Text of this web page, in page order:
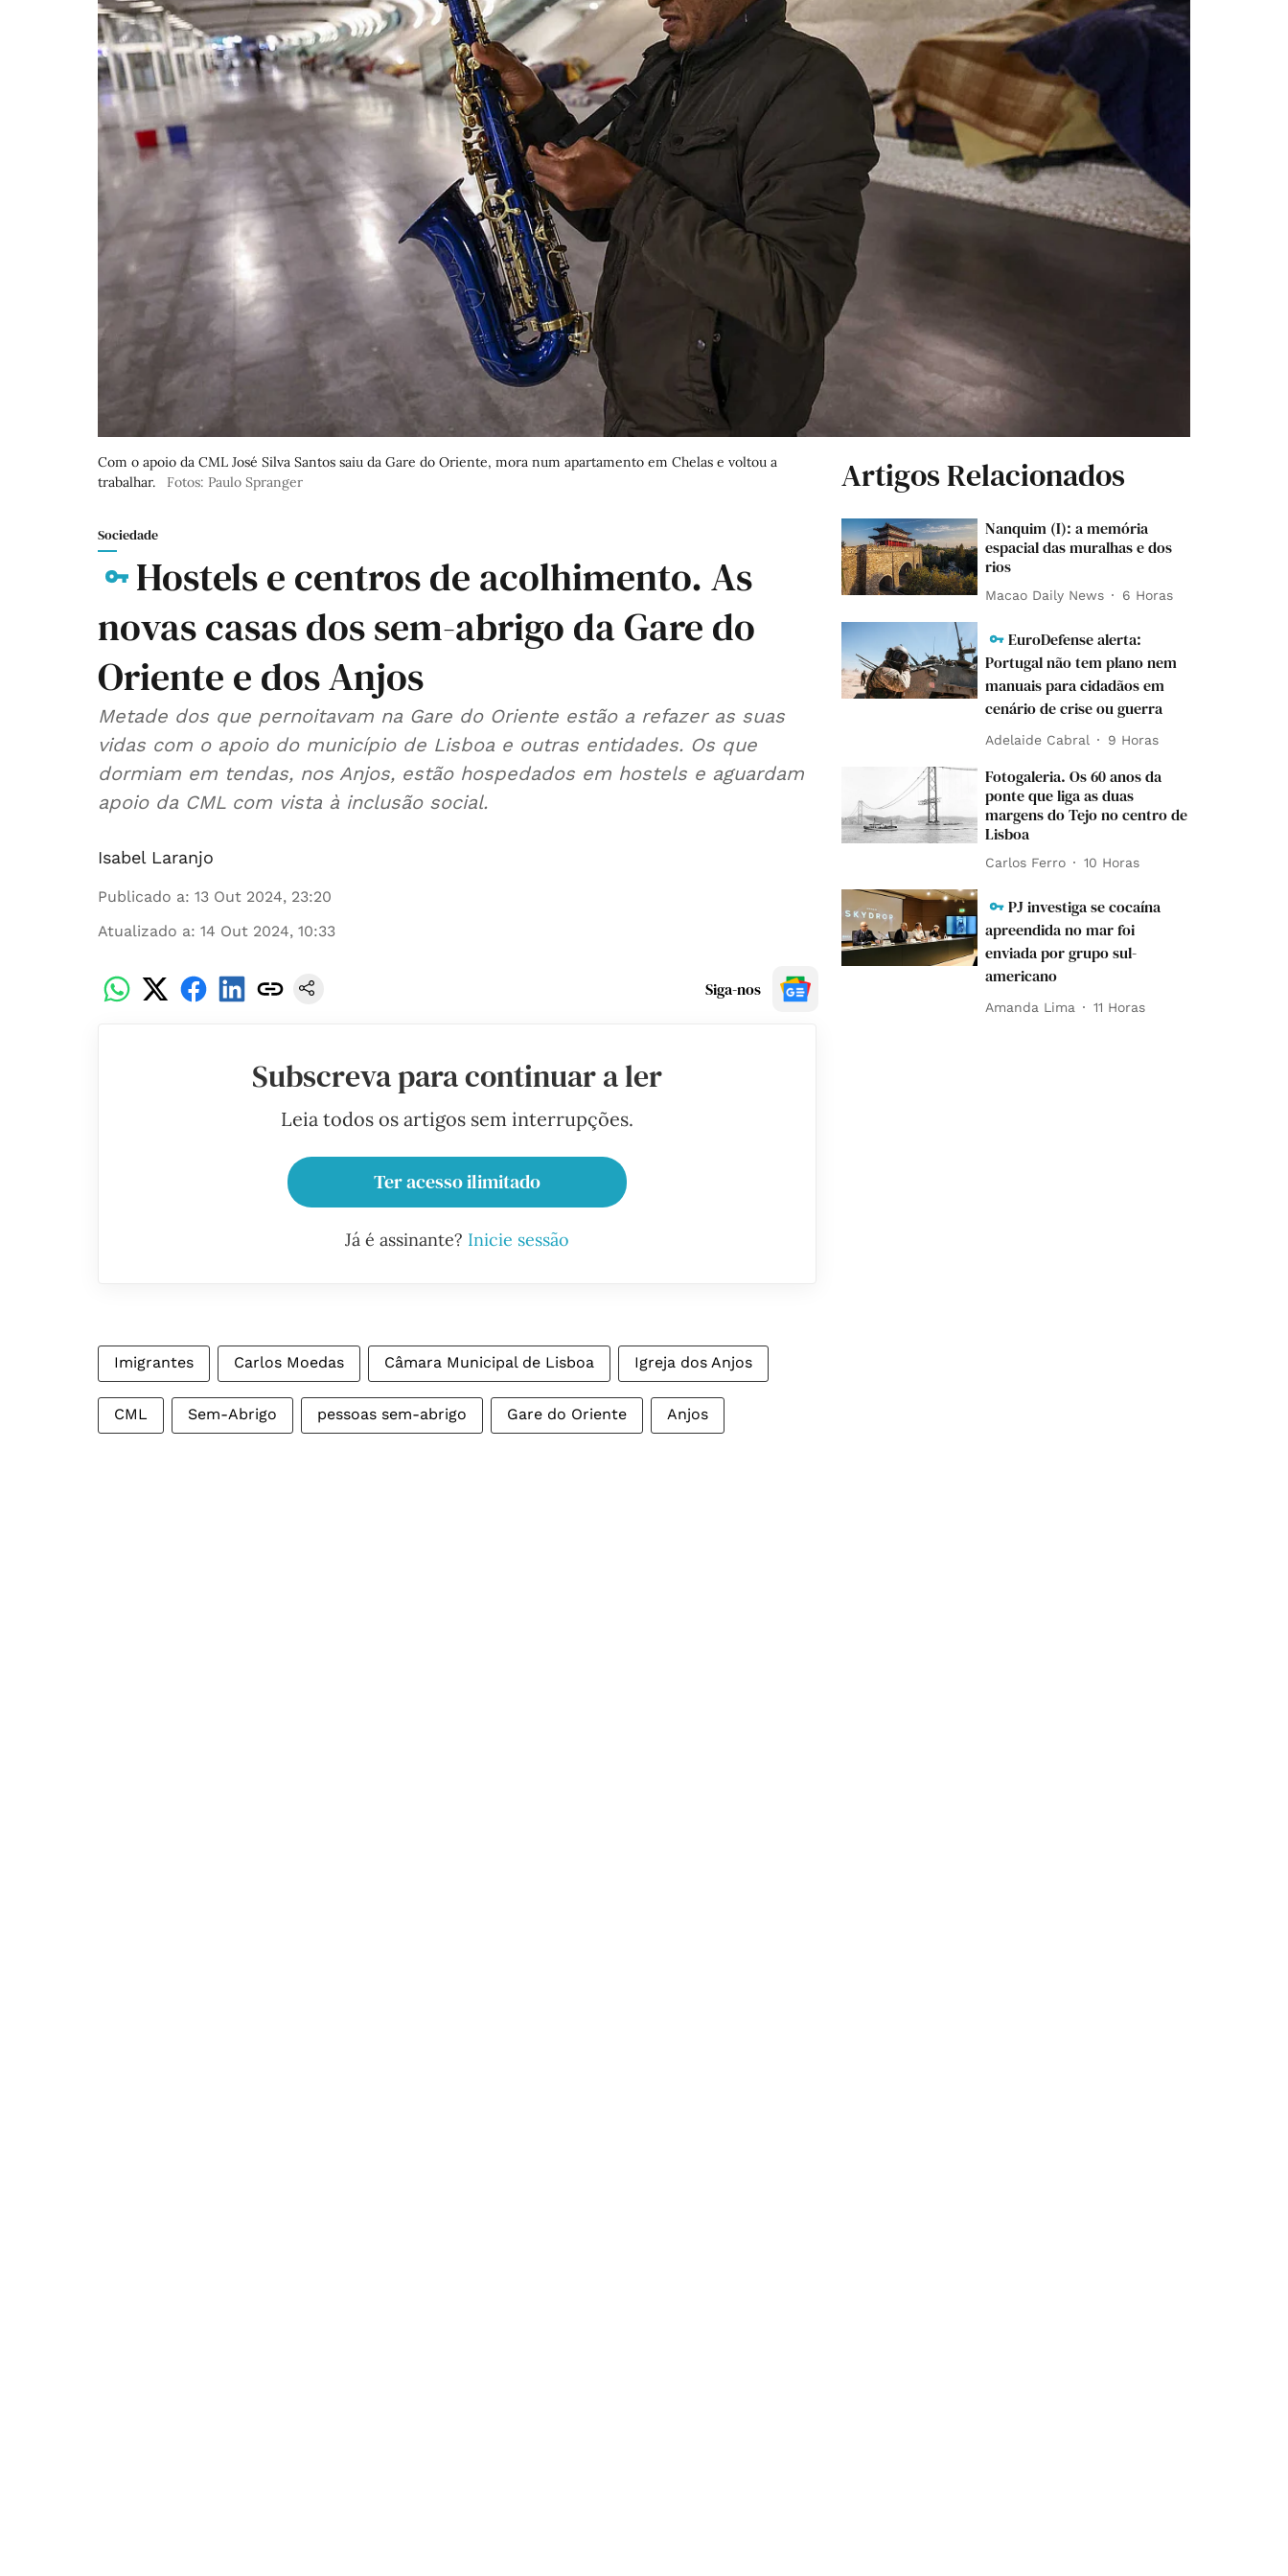
Com o apoio da CML José Silva Santos saiu da Gare do Oriente, mora num apartamento em Chelas e voltou a
trabalhar.
Fotos: Paulo Spranger
Sociedade
Hostels e centros de acolhimento. As
novas casas dos sem-abrigo da Gare do
Oriente e dos Anjos
Metade dos que pernoitavam na Gare do Oriente estão a refazer as suas
vidas com o apoio do município de Lisboa e outras entidades. Os que
dormiam em tendas, nos Anjos, estão hospedados em hostels e aguardam
apoio da CML com vista à inclusão social.
Isabel Laranjo
Publicado a: 13 Out 2024, 23:20
Atualizado a: 14 Out 2024, 10:33
Siga-nos
Subscreva para continuar a ler
Leia todos os artigos sem interrupções.
Ter acesso ilimitado
Já é assinante? Inicie sessão
Imigrantes Carlos Moedas Câmara Municipal de Lisboa Igreja dos Anjos
CML Sem-Abrigo pessoas sem-abrigo Gare do Oriente Anjos
Artigos Relacionados
Nanquim (I): a memória
espacial das muralhas e dos
rios
Macao Daily News 6 Horas
EuroDefense alerta:
Portugal não tem plano nem
manuais para cidadãos em
cenário de crise ou guerra
Adelaide Cabral 9 Horas
Fotogaleria. Os 60 anos da
ponte que liga as duas
margens do Tejo no centro de
Lisboa
Carlos Ferro 10 Horas
PJ investiga se cocaína
apreendida no mar foi
enviada por grupo sul-
americano
Amanda Lima 11 Horas